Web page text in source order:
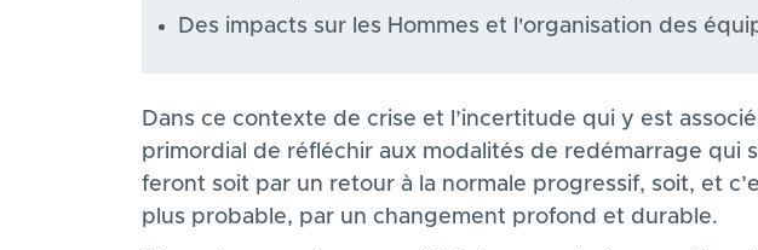
Des impacts sur les Hommes et l'organisation des
Dans ce contexte de crise et l’incertitude qui y est
primordial de réfléchir aux modalités de redémarrage qui
feront soit par un retour à la normale progressif, soit, et
plus probable, par un changement profond et durable.​